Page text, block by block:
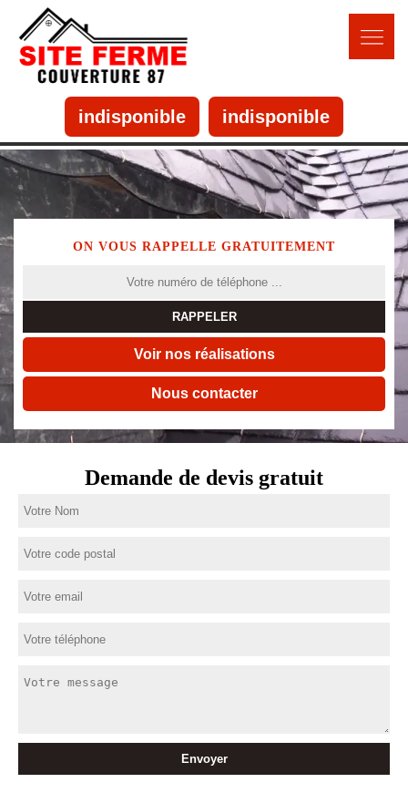
indisponible indisponible
ON VOUS RAPPELLE GRATUITEMENT
Voir nos réalisations
Nous contacter
Demande de devis gratuit